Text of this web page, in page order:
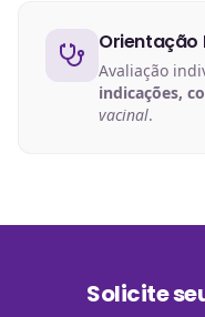
Avaliação
indicações,
vacinal.
Solicite